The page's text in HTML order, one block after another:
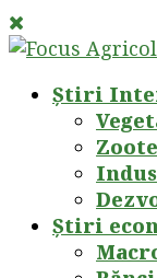
Știri
Știri